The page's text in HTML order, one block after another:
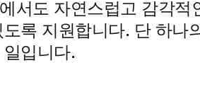
서도 자연스럽고 감각
록 지원합니다. 단 하나
입니다.